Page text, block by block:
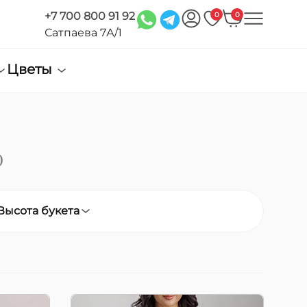
+7 700 800 91 92
Сатпаева 7А/1
0 0
Цветы
букета